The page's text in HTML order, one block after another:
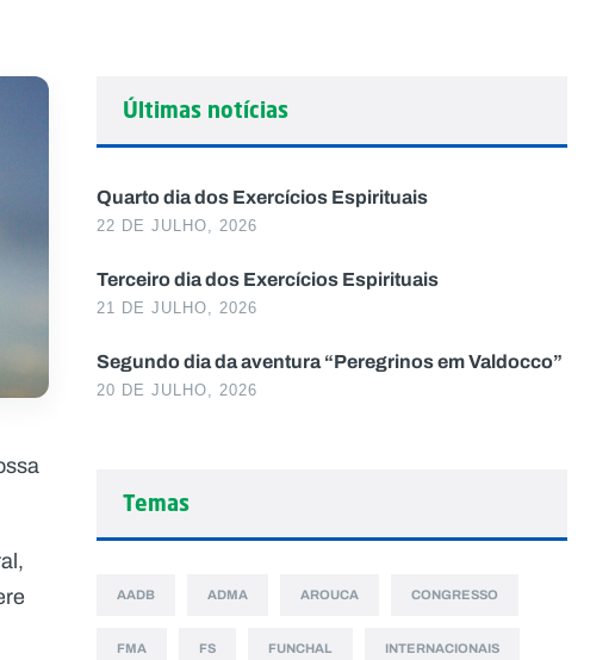
Últimas notícias
Quarto dia dos Exercícios Espirituais
22 DE JULHO, 2026
Terceiro dia dos Exercícios Espirituais
21 DE JULHO, 2026
Segundo dia da aventura “Peregrinos em Valdocco”
20 DE JULHO, 2026
Temas
AADB ADMA AROUCA CONGRESSO
FMA FS FUNCHAL INTERNACIONAIS